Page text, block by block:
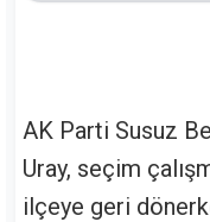
AK Parti Susuz
Uray, seçim
ilçeye geri